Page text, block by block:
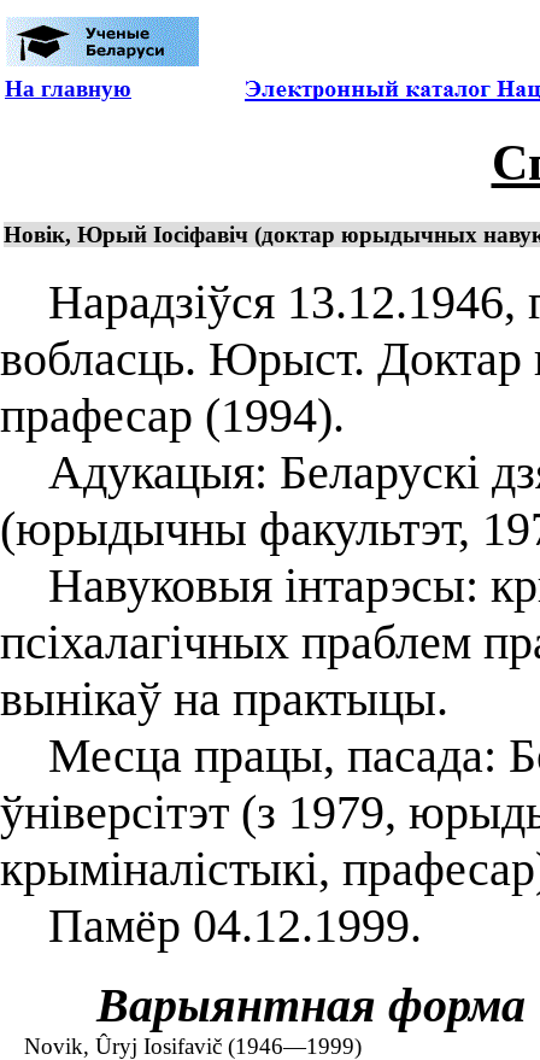
На главную
Новік, Юрый Іосіфавіч (доктар юрыдычных
Нарадзіўся 13.12.1946,
вобласць. Юрыст.
прафесар (1994).
Адукацыя: Беларускі
(юрыдычны факультэт,
Навуковыя інтарэсы:
псіхалагічных праблем
вынікаў на практыцы.
Месца працы, пасада:
ўніверсітэт (з 1979,
крыміналістыкі,
Памёр 04.12.1999.
Варыянтная форма
Novik, Ûryj Iosifavič (1946—1999)